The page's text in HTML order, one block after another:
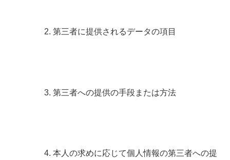
第三者に提供されるデータの項目
第三者への提供の手段または方法
本人の求めに応じて個人情報の第三者への提